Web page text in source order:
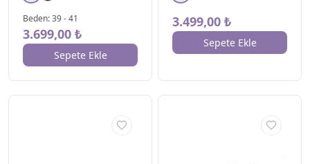
BEDEN▾
36 14
37,5 1
Beden:39-41
3.699,00 ₺
Sepete Ekle
3.499,00 ₺
Sepete Ekle